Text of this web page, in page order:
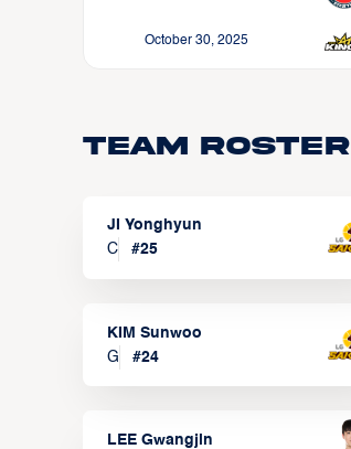
October 30, 2025
Team Roster
JI Yonghyun
C
#25
KIM Sunwoo
G
#24
LEE Gwangjin